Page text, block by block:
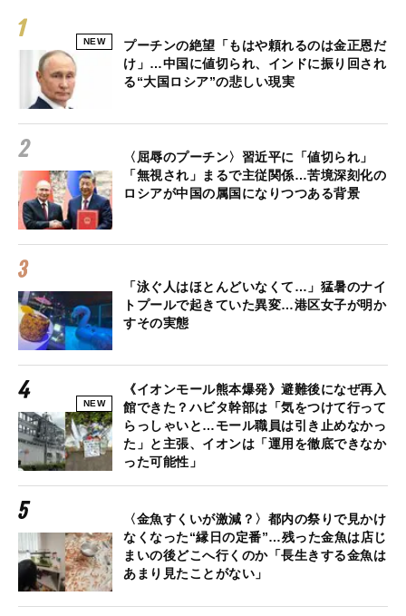
NEW
プーチンの絶望「もはや頼れるのは金正恩だ
け」…中国に値切られ、インドに振り回され
る“大国ロシア”の悲しい現実
〈屈辱のプーチン〉習近平に「値切られ」
「無視され」まるで主従関係…苦境深刻化の
ロシアが中国の属国になりつつある背景
「泳ぐ人はほとんどいなくて…」猛暑のナイ
トプールで起きていた異変…港区女子が明か
すその実態
NEW
《イオンモール熊本爆発》避難後になぜ再入
館できた？ハビタ幹部は「気をつけて行って
らっしゃいと…モール職員は引き止めなかっ
た」と主張、イオンは「運用を徹底できなか
った可能性」
〈金魚すくいが激減？〉都内の祭りで見かけ
なくなった“縁日の定番”…残った金魚は店じ
まいの後どこへ行くのか「長生きする金魚は
あまり見たことがない」